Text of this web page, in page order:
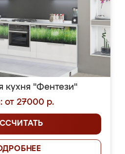
кухня "Фентези"
от 27000 р.